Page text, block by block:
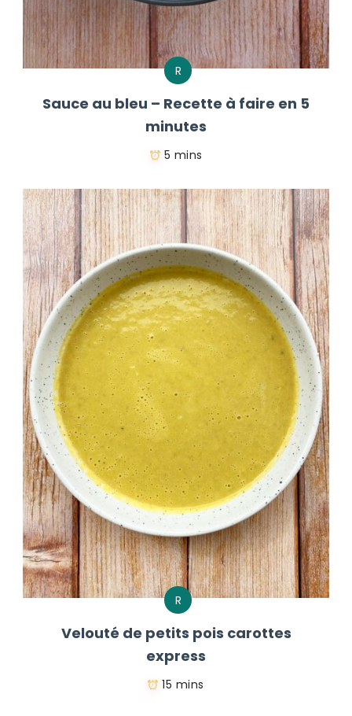
R
Sauce au bleu – Recette à faire en 5
minutes
5 mins
R
Velouté de petits pois carottes
express
15 mins